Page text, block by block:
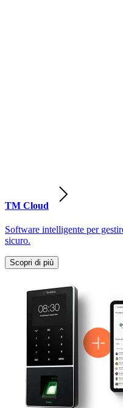
TM Cloud
Software intelligente per
sicuro.
Scopri di più